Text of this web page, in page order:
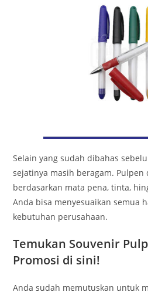
Selain yang sudah dibahas
sejatinya masih beragam. Pulpen
berdasarkan mata pena, tinta,
Anda bisa menyesuaikan semua
kebutuhan perusahaan.
Temukan Souvenir
Promosi di sini!
Anda sudah memutuskan untuk